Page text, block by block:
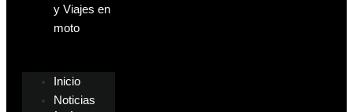
y Viajes en
moto
Inicio
Noticias